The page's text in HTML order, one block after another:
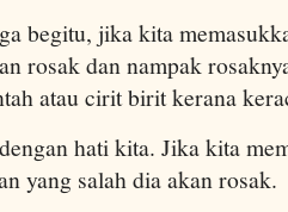
begitu, jika kita
rosak dan nampak
atau cirit birit kerana
hati kita. Jika kita
yang salah dia akan rosak.